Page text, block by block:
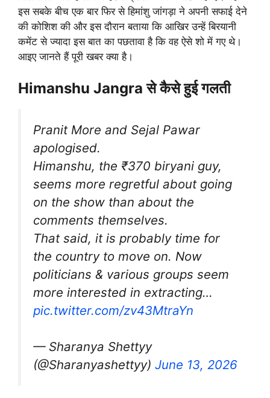
इस सबके बीच एक बार फिर से हिमांशु जांगड़ा ने अपनी सफाई देने
की कोशिश की और इस दौरान बताया कि आखिर उन्हें बिरयानी
कमेंट से ज्यादा इस बात का पछतावा है कि वह ऐसे शो में गए थे।
आइए जानते हैं पूरी खबर क्या है।
Himanshu Jangra से कैसे हुई गलती
Pranit More and Sejal Pawar
apologised.
Himanshu, the ₹370 biryani guy,
seems more regretful about going
on the show than about the
comments themselves.
That said, it is probably time for
the country to move on. Now
politicians & various groups seem
more interested in extracting…
pic.twitter.com/zv43MtraYn
— Sharanya Shettyy
(@Sharanyashettyy) June 13, 2026